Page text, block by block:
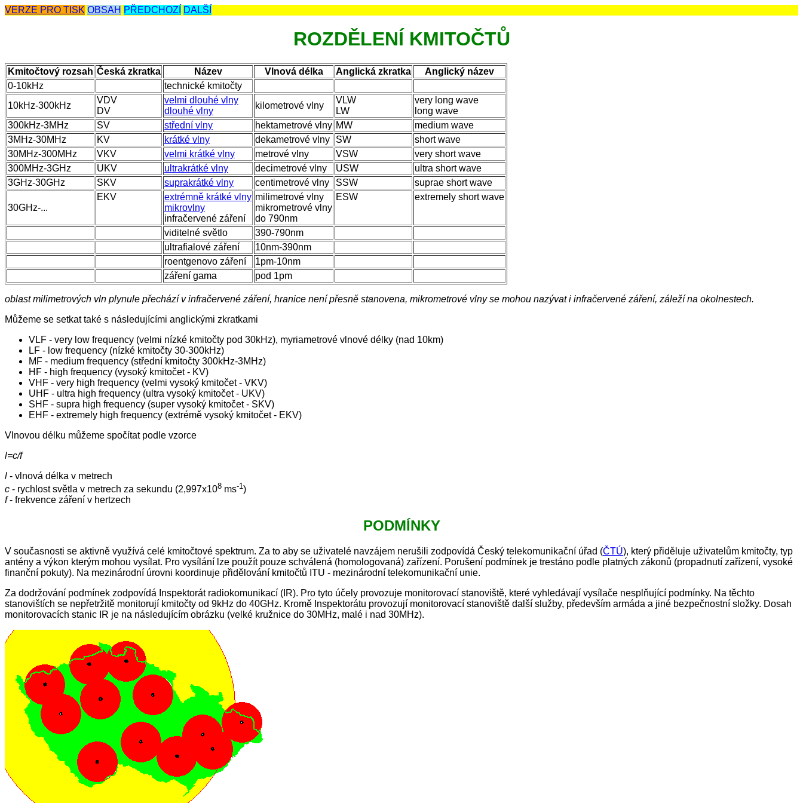
VERZE PRO TISK OBSAH PŘEDCHOZÍ DALŠÍ
ROZDĚLENÍ KMITOČTŮ
Kmitočtový rozsah Česká zkratka Název Vlnová délka Anglická zkratka
Anglický název
0-10kHz
technické kmitočty
10kHz-300kHz
VDV
DV
velmi dlouhé vlny
dlouhé vlny
kilometrové vlny
VLW
LW
very long wave
long wave
300kHz-3MHz
SV střední vlny hektametrové vlny MW
medium wave
3MHz-30MHz
KV krátké vlny dekametrové vlny SW
short wave
30MHz-300MHz
VKV velmi krátké vlny metrové vlny VSW
very short wave
300MHz-3GHz
UKV ultrakrátké vlny decimetrové vlny USW
ultra short wave
3GHz-30GHz
SKV suprakrátké vlny centimetrové vlny SSW suprae short wave
30GHz-...
EKV
extrémně krátké vlny
mikrovlny
infračervené záření
milimetrové vlny
mikrometrové vlny
do 790nm
ESW extremely short wave
viditelné světlo
390-790nm
ultrafialové záření
10nm-390nm
roentgenovo záření
1pm-10nm
záření gama
pod 1pm
oblast milimetrových vln plynule přechází v infračervené záření, hranice není přesně stanovena, mikrometrové vlny se mohou nazývat i infračervené záření, záleží na okolnestech.
Můžeme se setkat také s následujícími anglickými zkratkami
VLF - very low frequency (velmi nízké kmitočty pod 30kHz), myriametrové vlnové délky (nad 10km)
LF - low frequency (nízké kmitočty 30-300kHz)
MF - medium frequency (střední kmitočty 300kHz-3MHz)
HF - high frequency (vysoký kmitočet - KV)
VHF - very high frequency (velmi vysoký kmitočet - VKV)
UHF - ultra high frequency (ultra vysoký kmitočet - UKV)
SHF - supra high frequency (super vysoký kmitočet - SKV)
EHF - extremely high frequency (extrémě vysoký kmitočet - EKV)
Vlnovou délku můžeme spočítat podle vzorce
l=c/f
l - vlnová délka v metrech
c - rychlost světla v metrech za sekundu (2,997x108 ms-1 )
f- frekvence záření v hertzech
PODMÍNKY
V současnosti se aktivně využívá celé kmitočtové spektrum. Za to aby se uživatelé navzájem nerušili zodpovídá Český telekomunikační úřad (ČTÚ), který přiděluje uživatelům kmitočty, typ
antény a výkon kterým mohou vysílat. Pro vysílání lze použít pouze schválená (homologovaná) zařízení. Porušení podmínek je trestáno podle platných zákonů (propadnutí zařízení, vysoké
finanční pokuty). Na mezinárodní úrovni koordinuje přidělování kmitočtů ITU - mezinárodní telekomunikační unie.
Za dodržování podmínek zodpovídá Inspektorát radiokomunikací (IR). Pro tyto účely provozuje monitorovací stanoviště, které vyhledávají vysílače nesplňující podmínky. Na těchto
stanovištích se nepřetržitě monitorují kmitočty od 9kHz do 40GHz. Kromě Inspektorátu provozují monitorovací stanoviště další služby, především armáda a jiné bezpečnostní složky. Dosah
monitorovacích stanic IR je na následujícím obrázku (velké kružnice do 30MHz, malé i nad 30MHz).